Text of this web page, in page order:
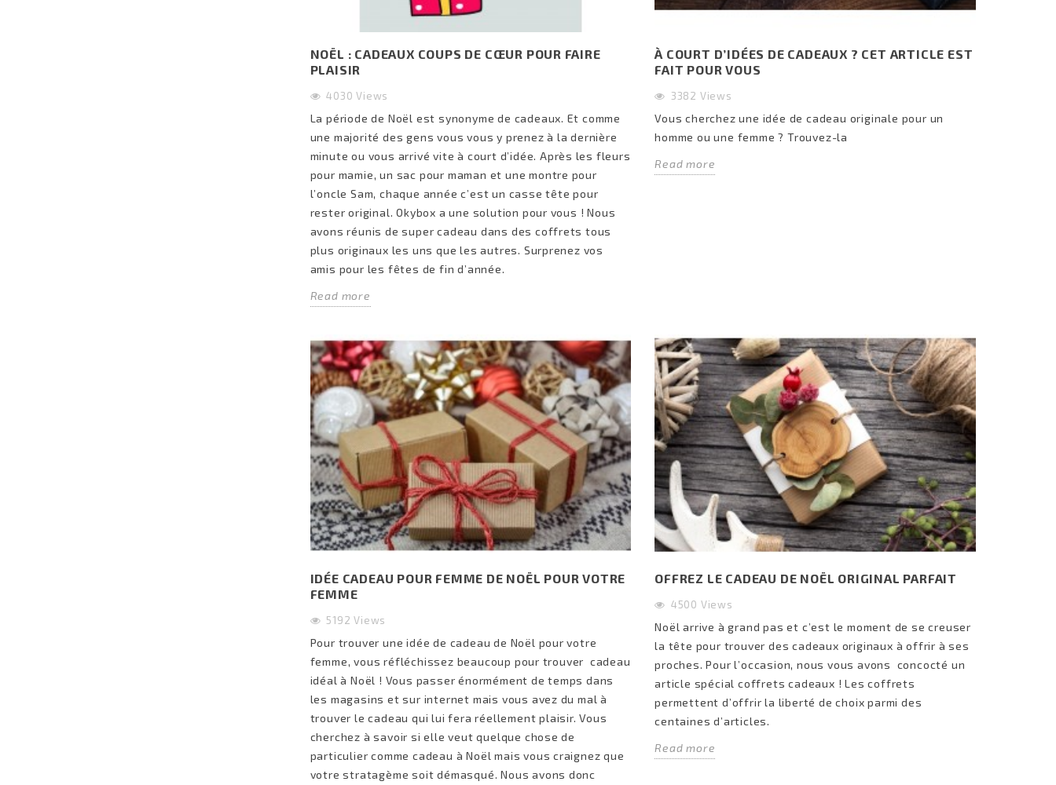
NOËL : CADEAUX COUPS DE CŒUR POUR FAIRE
PLAISIR
4030Views
La période de Noël est synonyme de cadeaux. Et comme
une majorité des gens vous vous y prenez à la dernière
minute ou vous arrivé vite à court d’idée. Après les fleurs
pour mamie, un sac pour maman et une montre pour
l’oncle Sam, chaque année c’est un casse tête pour
rester original. Okybox a une solution pour vous ! Nous
avons réunis de super cadeau dans des coffrets tous
plus originaux les uns que les autres. Surprenez vos
amis pour les fêtes de fin d’année.
Read more
À COURT D’IDÉES DE CADEAUX ? CET ARTICLE EST
FAIT POUR VOUS
3382 Views
Vous cherchez une idée de cadeau originale pour un
homme ou une femme ? Trouvez-la
Read more
IDÉE CADEAU POUR FEMME DE NOËL POUR VOTRE
FEMME
5192Views
Pour trouver une idée de cadeau de Noël pour votre
femme, vous réfléchissez beaucoup pour trouver cadeau
idéal à Noël ! Vous passer énormément de temps dans
les magasins et sur internet mais vous avez du mal à
trouver le cadeau qui lui fera réellement plaisir. Vous
cherchez à savoir si elle veut quelque chose de
particulier comme cadeau à Noël mais vous craignez que
votre stratagème soit démasqué. Nous avons donc
OFFREZ LE CADEAU DE NOËL ORIGINAL PARFAIT
4500 Views
Noël arrive à grand pas et c’est le moment de se creuser
la tête pour trouver des cadeaux originaux à offrir à ses
proches. Pour l’occasion, nous vous avons concocté un
article spécial coffrets cadeaux ! Les coffrets
permettent d’offrir la liberté de choix parmi des
centaines d’articles.
Read more